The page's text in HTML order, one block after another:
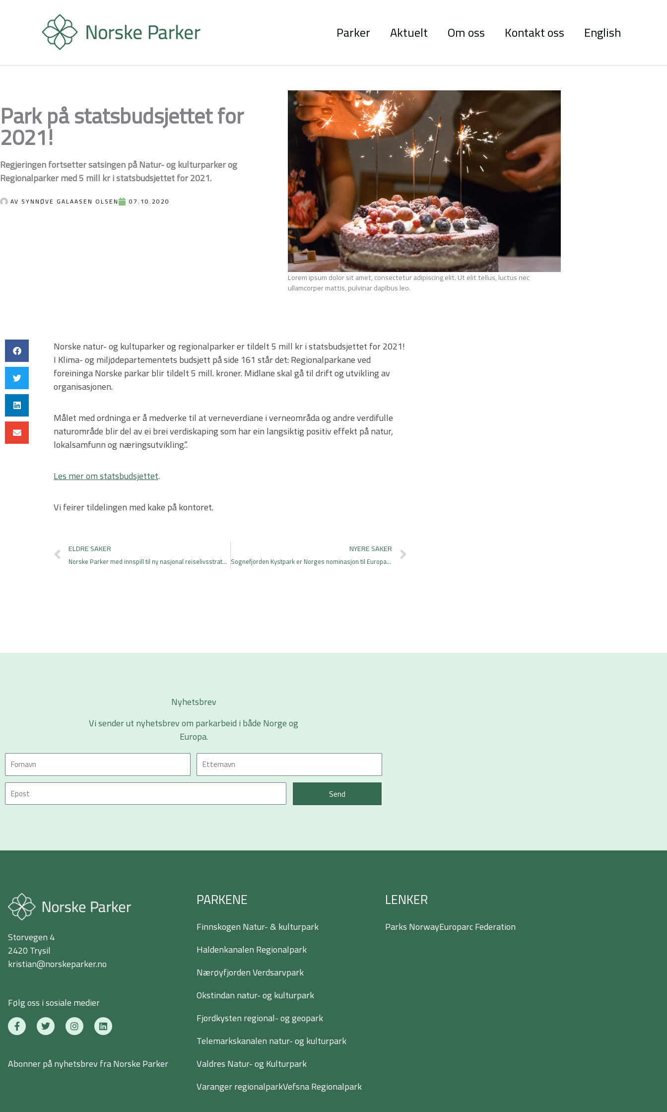
Parker Aktuelt Om oss Kontakt oss English
Park på statsbudsjettet for
2021!
Regjeringen fortsetter satsingen på Natur- og kulturparker og
Regionalparker med 5 mill kr i statsbudsjettet for 2021.
AV SYNNØVE GALAASEN OLSEN 07.10.2020
Lorem ipsum dolor sit amet, consectetur adipiscing elit. Ut elit tellus, luctus nec
ullamcorper mattis, pulvinar dapibus leo.
Norske natur- og kultuparker og regionalparker er tildelt 5 mill kr i statsbudsjettet for 2021!
I Klima- og miljødepartementets budsjett på side 161 står det: Regionalparkane ved
foreininga Norske parkar blir tildelt 5 mill. kroner. Midlane skal gå til drift og utvikling av
organisasjonen.
Målet med ordninga er å medverke til at verneverdiane i verneområda og andre verdifulle
naturområde blir del av ei brei verdiskaping som har ein langsiktig positiv effekt på natur,
lokalsamfunn og næringsutvikling.”.
Les mer om statsbudsjettet.
Vi feirer tildelingen med kake på kontoret.
Prev
ELDRE SAKER
Norske Parker med innspill til ny nasjonal reiselivsstrategi
NYERE SAKER
Sognefjorden Kystpark er Norges nominasjon til Europarådets Landskapspris
Nyhetsbrev
Vi sender ut nyhetsbrev om parkarbeid i både Norge og
Europa.
Send
Storvegen 4
2420 Trysil
kristian@norskeparker.no
Følg oss i sosiale medier
F
a
c
o
T
w
i
e
I
n
s
a
g
L
i
n
e
d
Abonner på nyhetsbrev fra Norske Parker
PARKENE
Finnskogen Natur- & kulturpark
Haldenkanalen Regionalpark
Nærøyfjorden Verdsarvpark
Okstindan natur- og kulturpark
Fjordkysten regional- og geopark
Telemarkskanalen natur- og kulturpark
Valdres Natur- og Kulturpark
Varanger regionalparkVefsna Regionalpark
LENKER
Parks NorwayEuroparc Federation